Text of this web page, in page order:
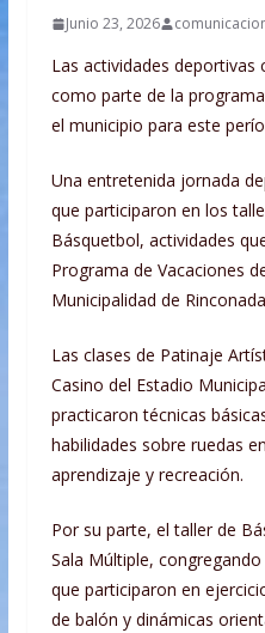
Junio 23, 2026
Las actividades deportivas
como parte de la
el municipio para este
Una entretenida jornada
que participaron en los
Básquetbol, actividades
Programa de Vacaciones
Municipalidad de
Las clases de Patinaje
Casino del Estadio
practicaron técnicas
habilidades sobre ruedas
aprendizaje y recreación.
Por su parte, el taller de
Sala Múltiple,
que participaron en
de balón y dinámicas